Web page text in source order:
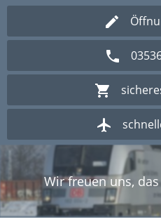
Wir freuen uns,
Herzlich
Modellbahn
Wir freuen uns,
Herzlich
Modellbahn